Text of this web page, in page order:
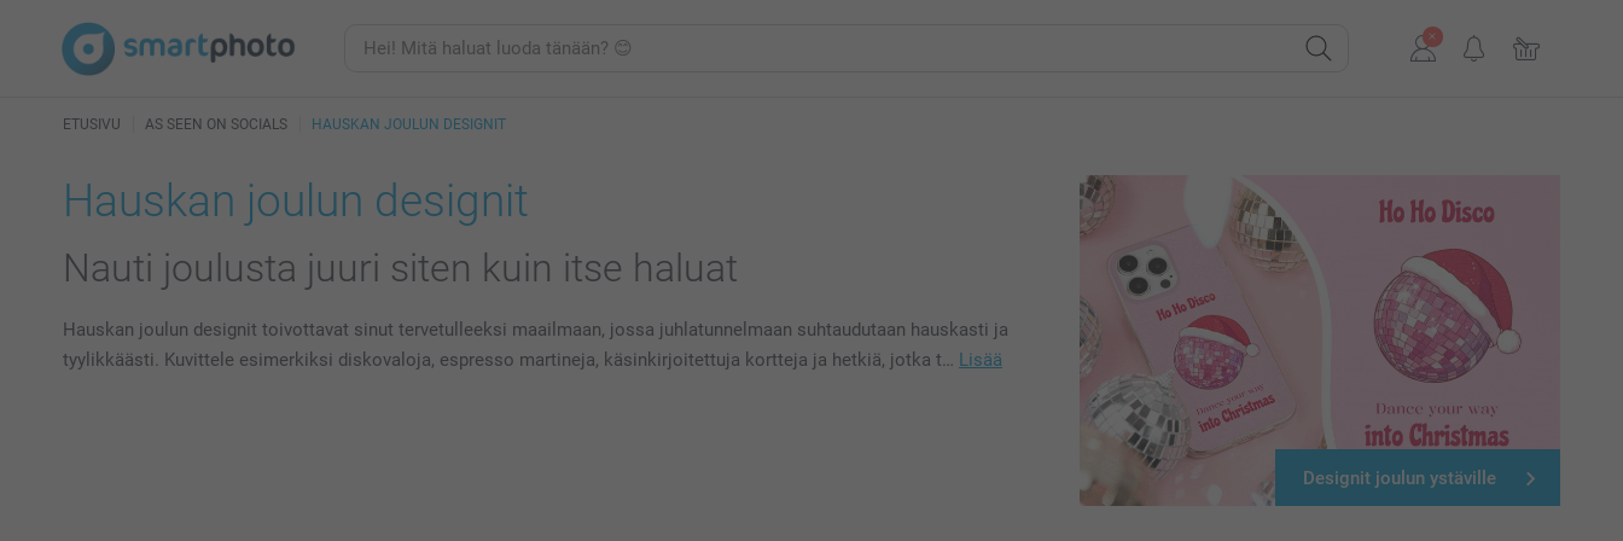
ETUSIVU AS SEEN ON SOCIALS HAUSKAN JOULUN DESIGNIT
Hauskan joulun designit
Nauti joulusta juuri siten kuin itse haluat
Hauskan joulun designit toivottavat sinut tervetulleeksi maailmaan, jossa juhlatunnelmaan suhtaudutaan hauskasti ja
tyylikkäästi. Kuvittele esimerkiksi diskovaloja, espresso martineja, käsinkirjoitettuja kortteja ja hetkiä, jotka t… Lisää
Designit joulun ystäville